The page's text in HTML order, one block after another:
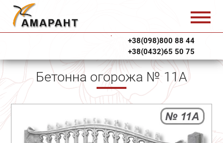
+38(098)800 88 44
+38(0432)65 50 75
Бетонна огорожа № 11А